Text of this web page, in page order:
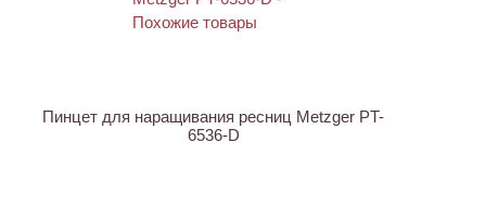
Пинцет для наращивания ресниц Metzger PT-
6536-D